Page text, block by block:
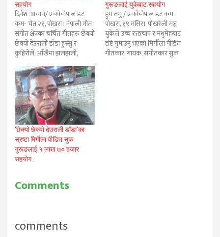
सहयोग
दिनेश आचार्य/ एचकेनेपाल डट
कम- चैत २१, पोखरा। नेपाली गीत
संगीत क्षेत्रका चर्चित गीतहरु छेक्यो
छेक्यो देउराली डाँडा हुस्सु र
कुहिरोले, आँखैमा झलझली,
भाईटिकामा भेट्न आउँला, अरुण
लामाको स्वरमा रहेको दोष
कसैलाई दिन चाहन्नलगायत थुप्र्रै
गीतहरुका रचनाकार एवं
संगीतकार सुक गुरुङलाई
उपचारका लागि हङकङका
नेपालीहरूले ४ लाख २८ हजार
रुपैयाँ…
गुरूङलाई युकेबाट सहयोग
हुम तमु / एचकेनेपाल डट कम -
पोखरा, १९ मंसिर। पोखरेली मञ्च
युकेले उच्च रक्तचाप र मधुमेहबाट
दृष्टि गुमाउनु भएका मिर्गौला पीडित
गीतकार, गायक, संगीतकार सुक
‘छेक्यो छेक्यो देउराली डाँडा’का
स्रष्टा मिर्गौला पीडित सुक
गुरूङलाई १ लाख ७० हजार
सहयोग…
Comments
comments